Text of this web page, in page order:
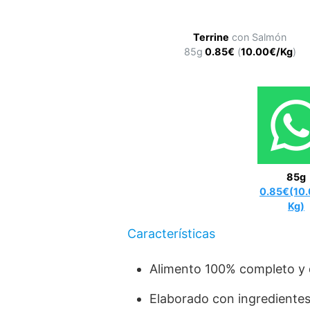
Terrine con Salmón
85g 0.85€ (10.00€/Kg)
85g
Kg)
Características
Alimento 100% completo y
Elaborado con